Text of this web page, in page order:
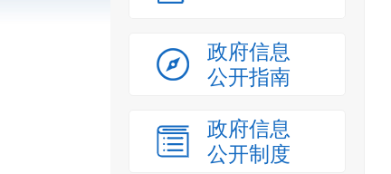
政府信息
公开指南
政府信息
公开制度